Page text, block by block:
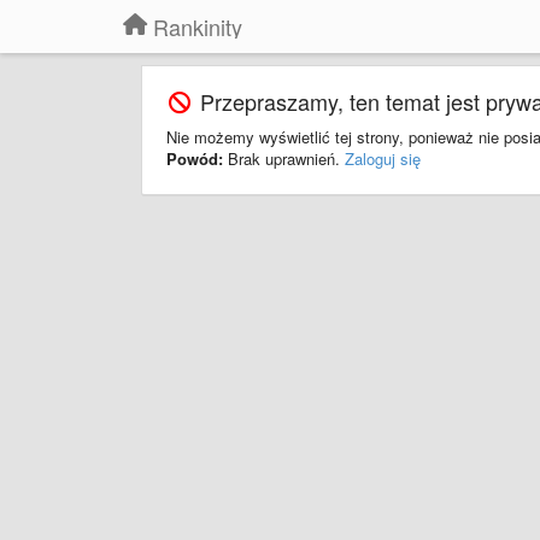
Rankinity
Przepraszamy, ten temat jest
Nie możemy wyświetlić tej strony, ponieważ nie
Powód: Brak uprawnień. Zaloguj się